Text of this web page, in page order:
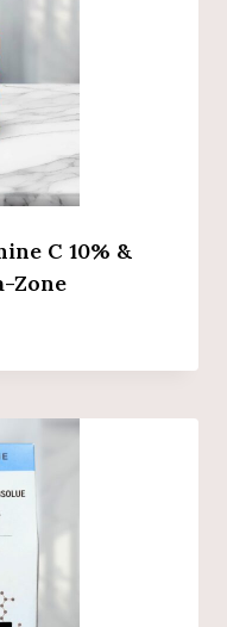
C 10% &
Zone